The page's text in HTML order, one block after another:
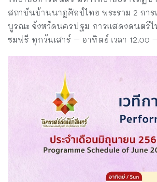
สถาบันบ้านนาฏศิลป์ไทย พระราม 2 การ
บูรณะ จังหวัดนครปฐม การแสดงดนตรีไ
ชมฟรี ทุกวันเสาร์ – อาทิตย์ เวลา 12.00